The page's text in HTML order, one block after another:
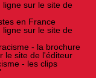
ligne sur le site de
en France
ligne sur le site de
- la brochure
le site de l'éditeur
- les clips